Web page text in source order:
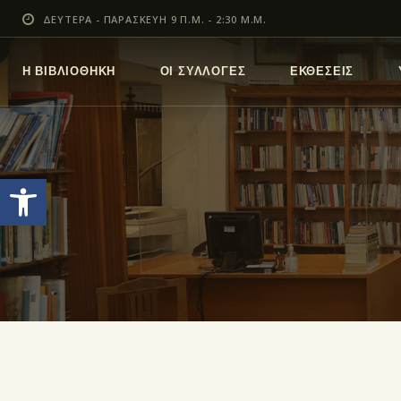
Ανοίξτε τη γραμμή εργαλείων
ΔΕΥΤΕΡΑ - ΠΑΡΑΣΚΕΥΗ 9 Π.Μ. - 2:30 Μ.Μ.
Η ΒΙΒΛΙΟΘΗΚΗ ΟΙ ΣΥΛΛΟΓΕΣ ΕΚΘΕΣΕΙΣ